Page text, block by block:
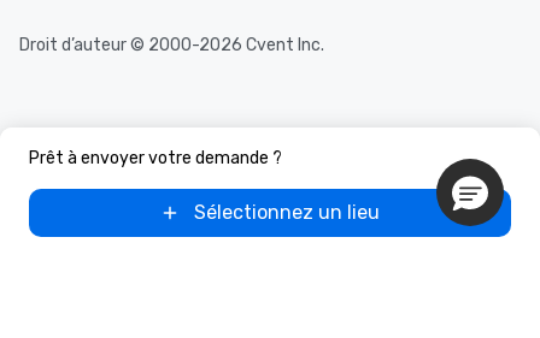
Prêt à envoyer votre demande ?
Sélectionnez un lieu
Droit d’auteur © 2000-2026 Cvent Inc.